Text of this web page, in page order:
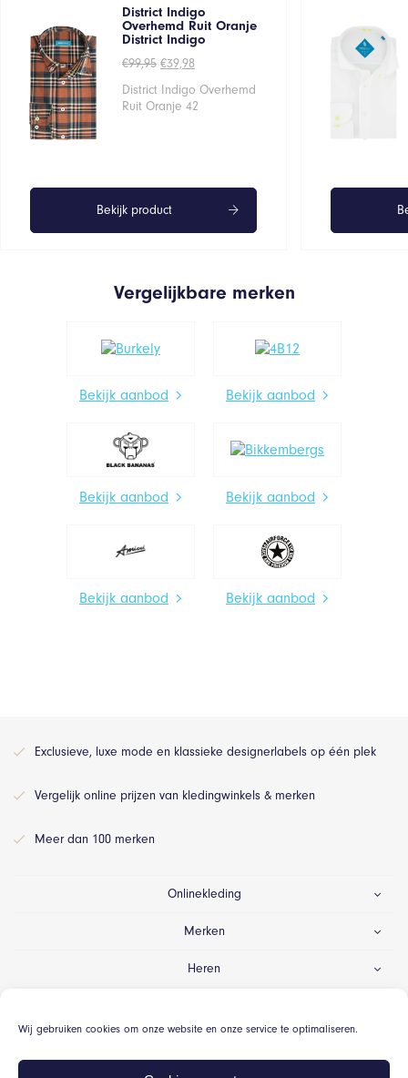
Wij gebruiken cookies om onze website en onze service te optimaliseren.
District Indigo
Overhemd Ruit Oranje
District Indigo
€99,95 Oorspronkelijke
was:
€99,95.
€39,98Huidige
is:
€39,98.
District Indigo Overhemd
Ruit Oranje 42
Bekijk product
Vergelijkbare merken
Bekijk aanbod Bekijk aanbod
Bekijk aanbod Bekijk aanbod
Bekijk aanbod Bekijk aanbod
Exclusieve, luxe mode en klassieke designerlabels op één plek
Vergelijk online prijzen van kledingwinkels & merken
Meer dan 100 merken
Onlinekleding
Merken
Heren